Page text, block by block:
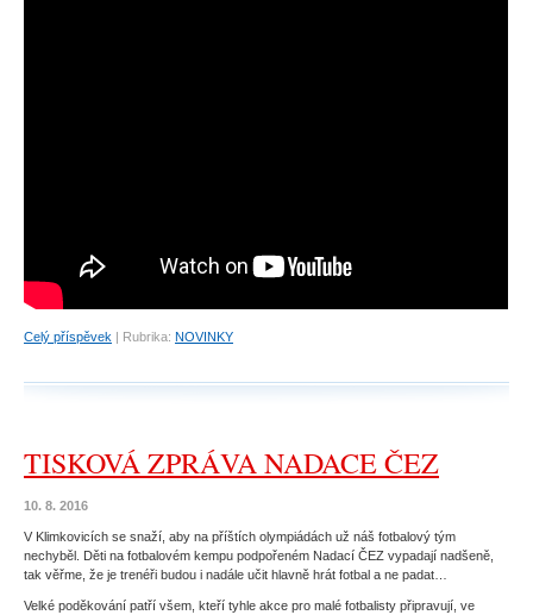
Celý příspěvek | Rubrika: NOVINKY
TISKOVÁ ZPRÁVA NADACE ČEZ
10. 8. 2016
V Klimkovicích se snaží, aby na příštích olympiádách už náš fotbalový tým
nechyběl. Děti na fotbalovém kempu podpořeném Nadací ČEZ vypadají nadšeně,
tak věřme, že je trenéři budou i nadále učit hlavně hrát fotbal a ne padat…
Velké poděkování patří všem, kteří tyhle akce pro malé fotbalisty připravují, ve